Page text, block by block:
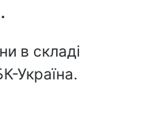
в складі
Україна.